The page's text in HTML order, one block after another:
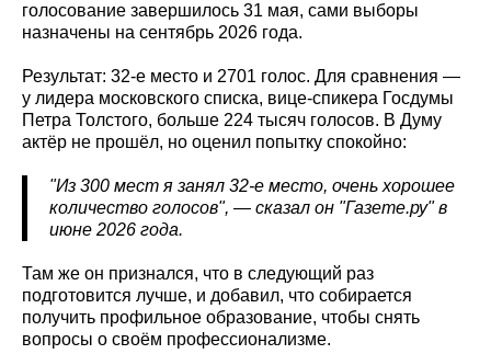
голосование завершилось 31 мая, сами выборы
назначены на сентябрь 2026 года.
Результат: 32-е место и 2701 голос. Для сравнения —
у лидера московского списка, вице-спикера Госдумы
Петра Толстого, больше 224 тысяч голосов. В Думу
актёр не прошёл, но оценил попытку спокойно:
"Из 300 мест я занял 32-е место, очень хорошее
количество голосов", — сказал он "Газете.ру" в
июне 2026 года.
Там же он признался, что в следующий раз
подготовится лучше, и добавил, что собирается
получить профильное образование, чтобы снять
вопросы о своём профессионализме.